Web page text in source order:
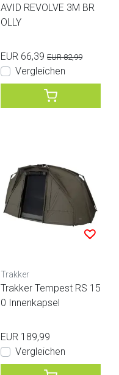
AVID REVOLVE 3M BR
OLLY
EUR 66,39 EUR 82,99
Vergleichen
Trakker
Trakker Tempest RS 15
0 Innenkapsel
EUR 189,99
Vergleichen